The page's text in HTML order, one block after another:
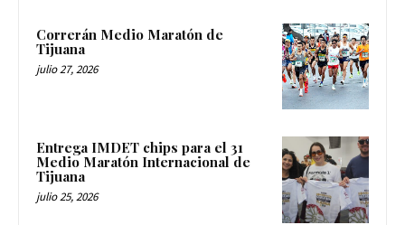
Correrán Medio Maratón de
Tijuana
julio 27, 2026
Entrega IMDET chips para el 31
Medio Maratón Internacional de
Tijuana
julio 25, 2026